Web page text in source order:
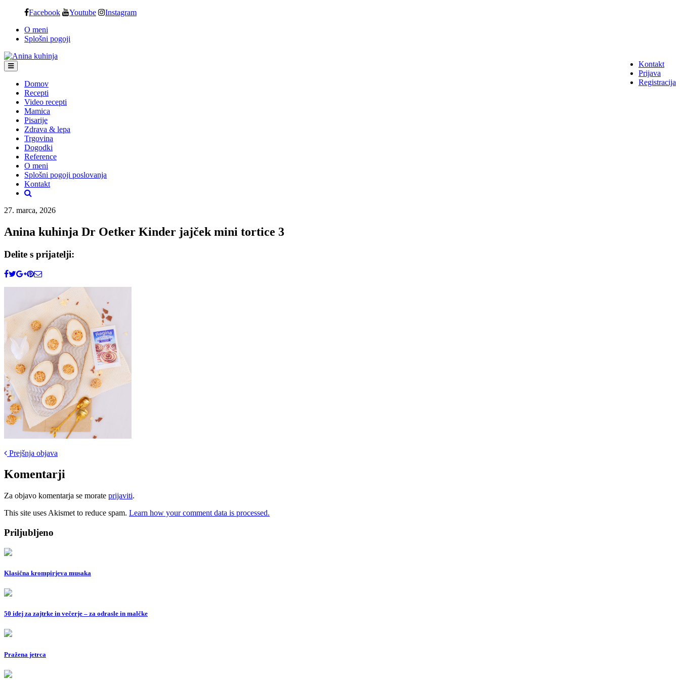
content
Facebook Youtube Instagram
O meni
Splošni pogoji
Kontakt
Prijava
Registracija
Domov
Recepti
Video recepti
Mamica
Pisarije
Zdrava & lepa
Trgovina
Dogodki
Reference
O meni
Splošni pogoji poslovanja
Kontakt
27. marca, 2026
Anina kuhinja Dr Oetker Kinder jajček mini tortice 3
Delite s prijatelji:
Post
navigation
Prejšnja objava
Komentarji
Za objavo komentarja se morate prijaviti.
This site uses Akismet to reduce spam. Learn how your comment data is processed.
Priljubljeno
Klasična krompirjeva musaka
50 idej za zajtrke in večerje – za odrasle in malčke
Pražena jetrca